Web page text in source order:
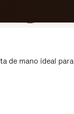
de mano ideal para